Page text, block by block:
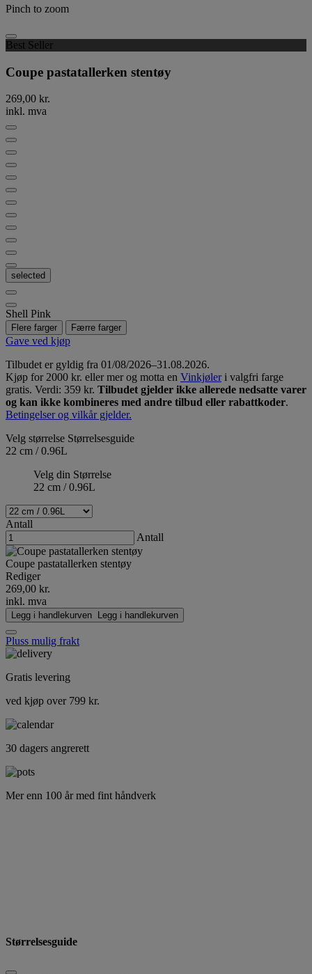
Pinch to zoom
Best Seller
Coupe pastatallerken stentøy
269,00 kr.
inkl. mva
selected
Shell Pink
Flere farger Færre farger
Gave ved kjøp
Tilbudet er gyldig fra 01/08/2026–31.08.2026.
Kjøp for 2000 kr. eller mer og motta en Vinkjøleri valgfri farge
gratis. Verdi: 359 kr. Tilbudet gjelder ikke allerede nedsatte varer
og kan ikke kombineres med andre tilbud eller rabattkoder.
Betingelser og vilkår gjelder.
Velg størrelse Størrelsesguide
22 cm / 0.96L
Velg din Størrelse
22 cm / 0.96L
Antall
Antall
Coupe pastatallerken stentøy
Rediger
269,00 kr.
inkl. mva
Legg i handlekurven Legg i handlekurven
Pluss mulig frakt
Gratis levering
ved kjøp over 799 kr.
30 dagers angrerett
Mer enn 100 år med fint håndverk
Størrelsesguide